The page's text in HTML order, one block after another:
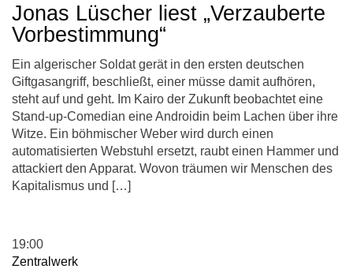
Jonas Lüscher liest „Verzauberte
Vorbestimmung“
Ein algerischer Soldat gerät in den ersten deutschen
Giftgasangriff, beschließt, einer müsse damit aufhören,
steht auf und geht. Im Kairo der Zukunft beobachtet eine
Stand-up-Comedian eine Androidin beim Lachen über ihre
Witze. Ein böhmischer Weber wird durch einen
automatisierten Webstuhl ersetzt, raubt einen Hammer und
attackiert den Apparat. Wovon träumen wir Menschen des
Kapitalismus und […]
19:00
Zentralwerk